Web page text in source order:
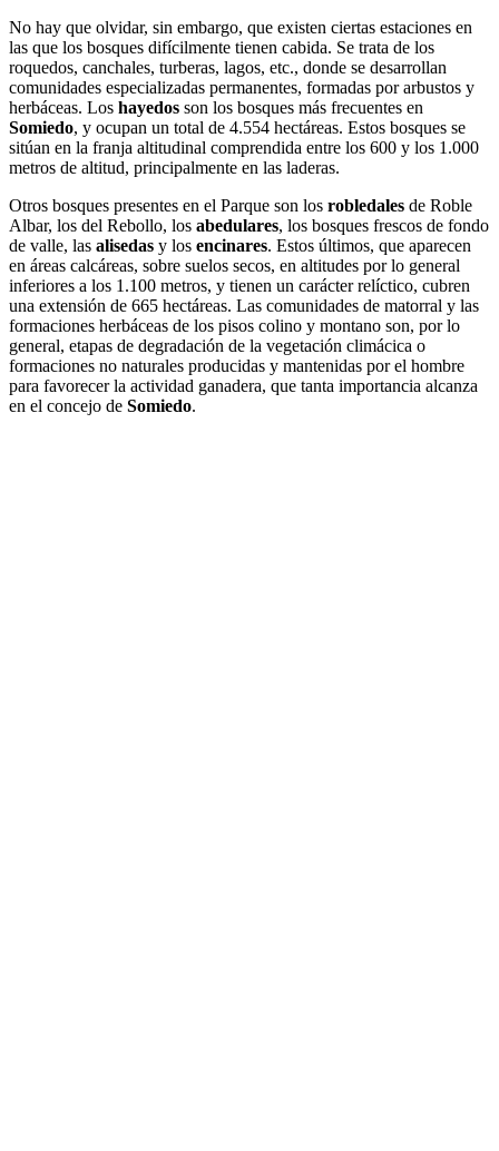
No hay que olvidar, sin embargo, que existen ciertas estaciones en
las que los bosques difícilmente tienen cabida. Se trata de los
roquedos, canchales, turberas, lagos, etc., donde se desarrollan
comunidades especializadas permanentes, formadas por arbustos y
herbáceas. Los hayedos son los bosques más frecuentes en
Somiedo, y ocupan un total de 4.554 hectáreas. Estos bosques se
sitúan en la franja altitudinal comprendida entre los 600 y los 1.000
metros de altitud, principalmente en las laderas.
Otros bosques presentes en el Parque son los robledales de Roble
Albar, los del Rebollo, los abedulares, los bosques frescos de fondo
de valle, las alisedas y los encinares. Estos últimos, que aparecen
en áreas calcáreas, sobre suelos secos, en altitudes por lo general
inferiores a los 1.100 metros, y tienen un carácter relíctico, cubren
una extensión de 665 hectáreas. Las comunidades de matorral y las
formaciones herbáceas de los pisos colino y montano son, por lo
general, etapas de degradación de la vegetación climácica o
formaciones no naturales producidas y mantenidas por el hombre
para favorecer la actividad ganadera, que tanta importancia alcanza
en el concejo de Somiedo.